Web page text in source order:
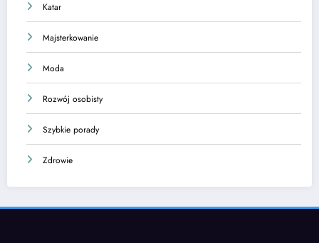
Katar
Majsterkowanie
Moda
Rozwój osobisty
Szybkie porady
Zdrowie